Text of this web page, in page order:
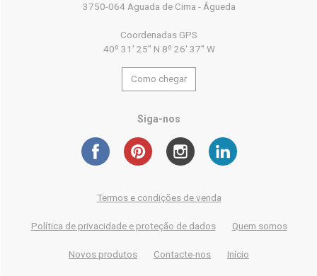
3750-064 Aguada de Cima - Águeda
Coordenadas GPS
40º 31' 25'' N 8º 26' 37'' W
Como chegar
Siga-nos
Termos e condições de venda
Política de privacidade e proteção de dados Quem somos
Novos produtos Contacte-nos Início